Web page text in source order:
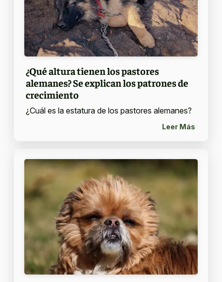
¿Qué altura tienen los pastores
alemanes? Se explican los patrones de
crecimiento
¿Cuál es la estatura de los pastores alemanes?
Leer Más